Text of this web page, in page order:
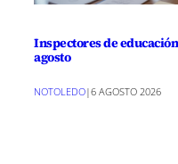
Inspectores de
agosto
NOTOLEDO|6 AGOSTO 2026